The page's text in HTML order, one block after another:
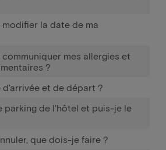
la date de ma
mes allergies et
?
d'arrivée et de départ ?
parking de l'hôtel et puis-je le
que dois-je faire ?